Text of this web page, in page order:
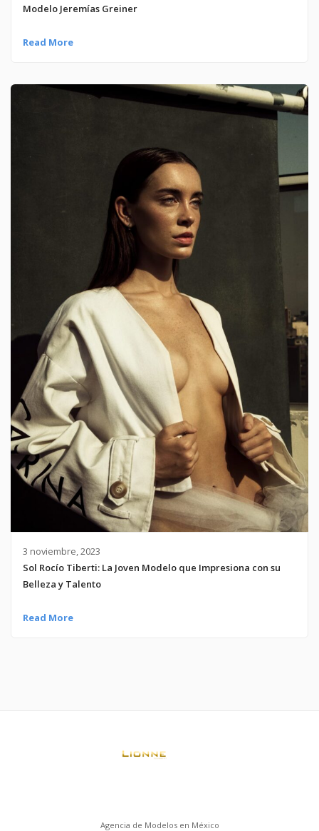
Modelo Jeremías Greiner
Read More
3 noviembre, 2023
Sol Rocío Tiberti: La Joven Modelo que Impresiona con su
Belleza y Talento
Read More
Agencia de Modelos en México